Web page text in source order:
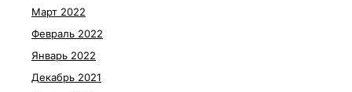
Март 2022
Февраль 2022
Январь 2022
Декабрь 2021